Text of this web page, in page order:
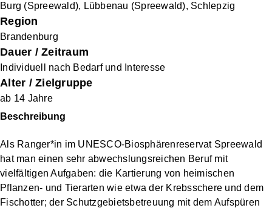
Unsere Strukturen
Services
Über
Zusammenarbeit
mit Unternehmen
Burg (Spreewald), Lübbenau (Spreewald), Schlepzig
Region
Brandenburg
Dauer / Zeitraum
Individuell nach Bedarf und Interesse
Alter / Zielgruppe
ab 14 Jahre
Beschreibung
Als Ranger*in im UNESCO-Biosphärenreservat Spreewald
hat man einen sehr abwechslungsreichen Beruf mit
vielfältigen Aufgaben: die Kartierung von heimischen
Pflanzen- und Tierarten wie etwa der Krebsschere und dem
Fischotter; der Schutzgebietsbetreuung mit dem Aufspüren